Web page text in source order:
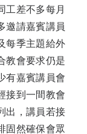
工差不多每月
邀請嘉賓講員
每季主題給外
教會要求仍是
有嘉賓講員會
接到一間教會
出，講員若接
固然確保會眾